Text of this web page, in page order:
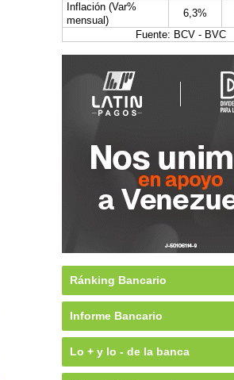
Inflación (Var%
mensual)
6,3%
Fuente: BCV - BVC
Ránking Bancario
Informe Bancario
Lo + y lo - de la banca